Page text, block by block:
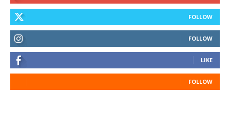
FOLLOW
FOLLOW
LIKE
FOLLOW